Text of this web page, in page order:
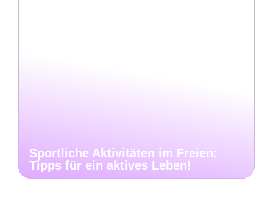
Sportliche Aktivitäten im Freien:
Tipps für ein aktives Leben!